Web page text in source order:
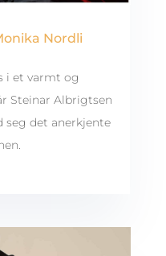
Nordli
i et varmt og
Steinar Albrigtsen
seg det anerkjente